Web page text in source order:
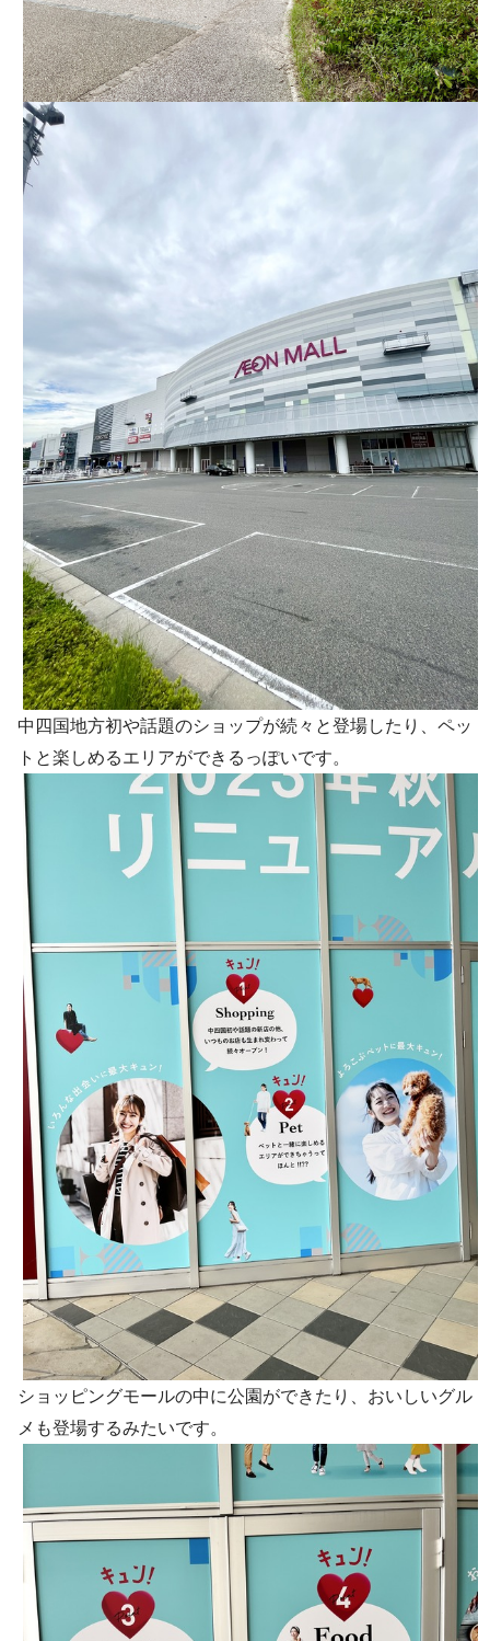
中四国地方初や話題のショップが続々と登場したり、ペッ
トと楽しめるエリアができるっぽいです。
ショッピングモールの中に公園ができたり、おいしいグル
メも登場するみたいです。